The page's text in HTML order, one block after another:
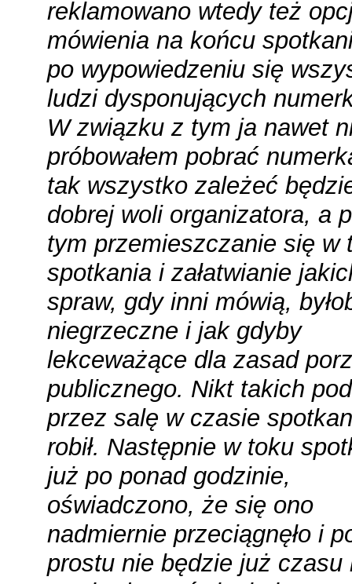
reklamowano wtedy też
mówienia na końcu
po wypowiedzeniu się
ludzi dysponujących
W związku z tym ja nawet
próbowałem pobrać
tak wszystko zależeć
dobrej woli organizatora, a
tym przemieszczanie się w
spotkania i załatwianie
spraw, gdy inni mówią,
niegrzeczne i jak gdyby
lekceważące dla zasad
publicznego. Nikt takich
przez salę w czasie
robił. Następnie w toku
już po ponad godzinie,
oświadczono, że się ono
nadmiernie przeciągnęło i
prostu nie będzie już czasu